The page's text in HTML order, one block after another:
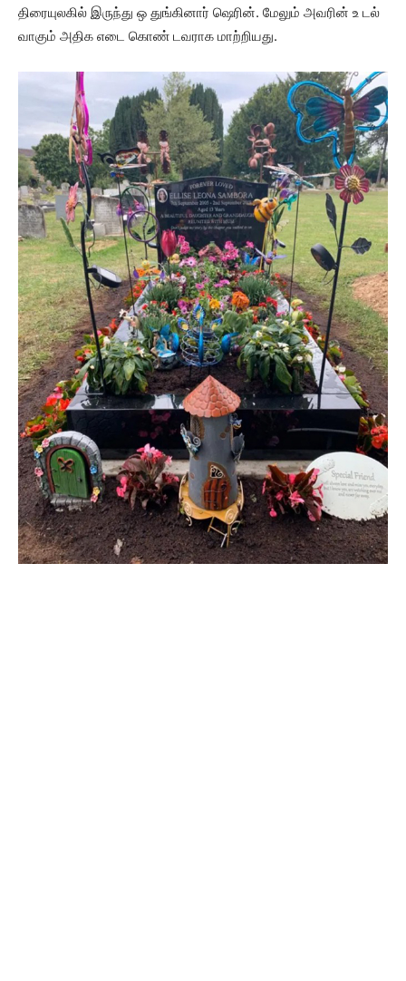
திரையுலகில் இருந்து ஒ துங்கினார் ஷெரின். மேலும் அவரின் உ டல்
வாகும் அதிக எடை கொண் டவராக மாற்றியது.